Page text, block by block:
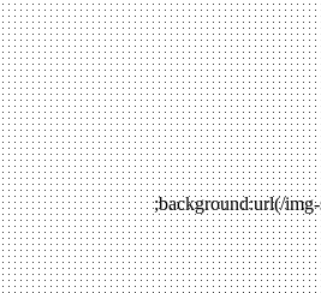
background:url(/img-